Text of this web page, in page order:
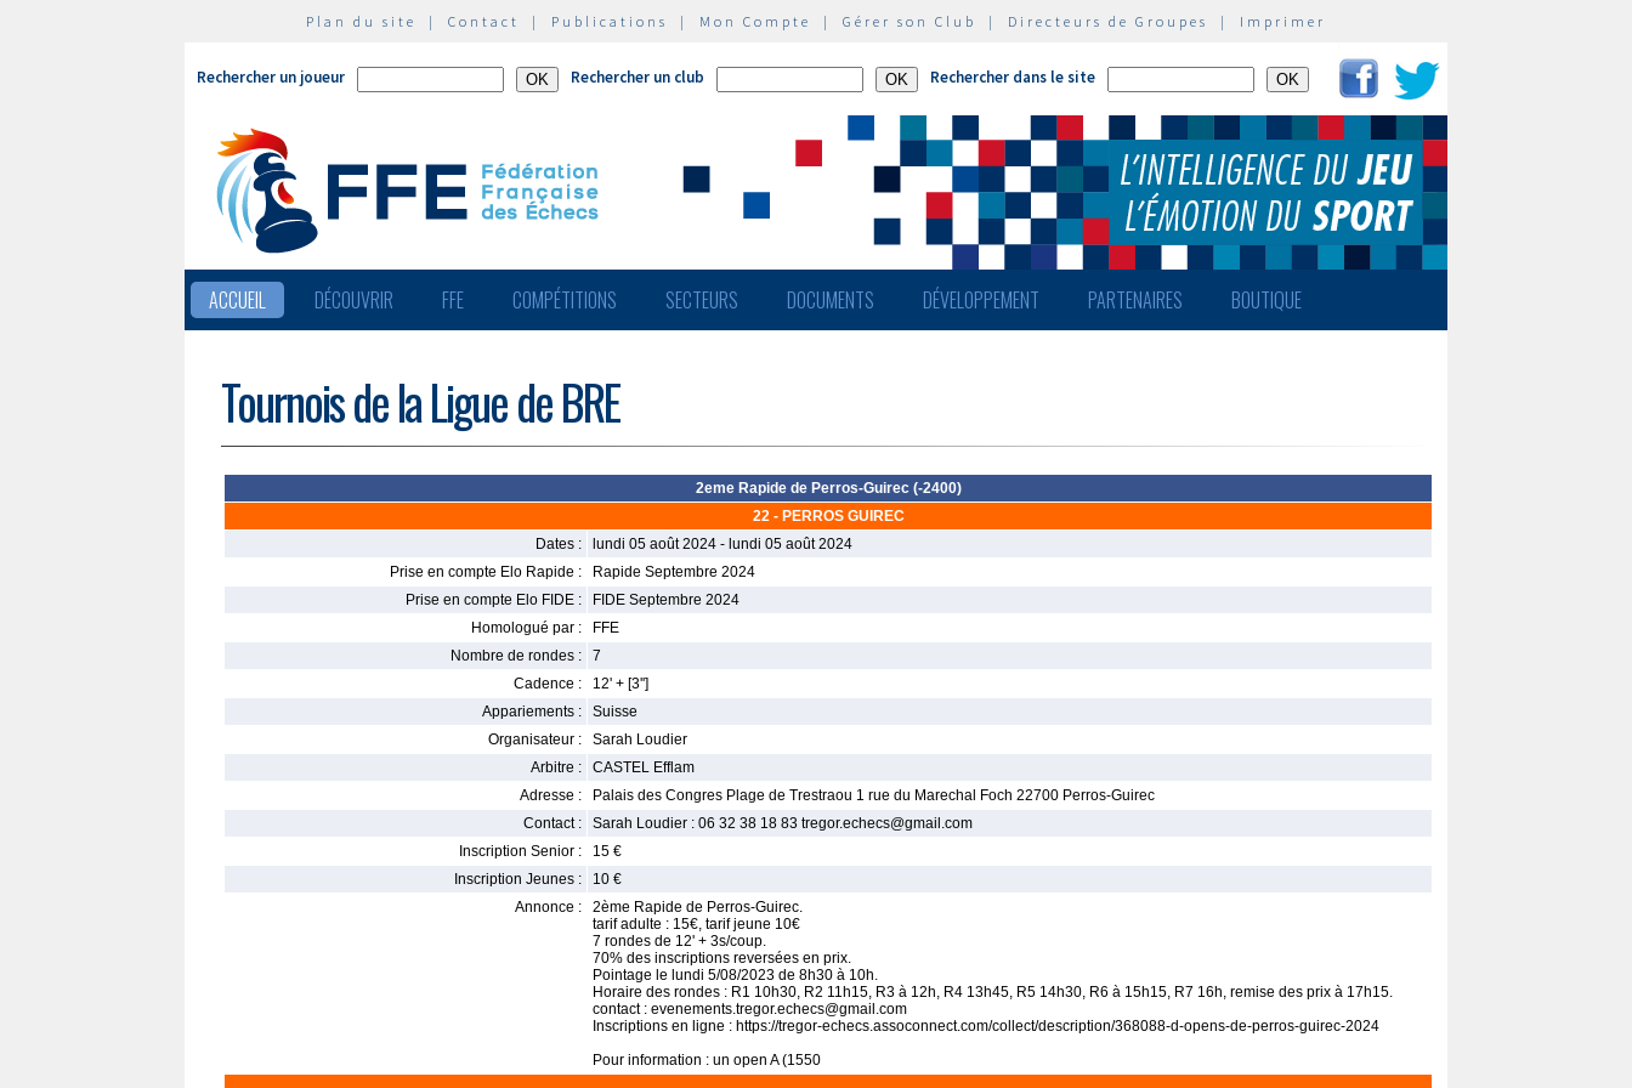
Plan du site | Contact | Publications | Mon Compte | Gérer son Club | Directeurs de Groupes | Imprimer
Rechercher un joueur Rechercher un club Rechercher dans le site
ACCUEIL DÉCOUVRIR FFE COMPÉTITIONS SECTEURS DOCUMENTS DÉVELOPPEMENT PARTENAIRES BOUTIQUE
Tournois de la Ligue de BRE
2eme Rapide de Perros-Guirec (-2400)
22 - PERROS GUIREC
Dates :
lundi 05 août 2024 - lundi 05 août 2024
Prise en compte Elo Rapide :
Rapide Septembre 2024
Prise en compte Elo FIDE :
FIDE Septembre 2024
Homologué par :
FFE
Nombre de rondes :
7
Cadence :
12' + [3'']
Appariements :
Suisse
Organisateur :
Sarah Loudier
Arbitre :
CASTEL Efflam
Adresse :
Palais des Congres Plage de Trestraou 1 rue du Marechal Foch 22700 Perros-Guirec
Contact :
Sarah Loudier : 06 32 38 18 83 tregor.echecs@gmail.com
Inscription Senior :
15 €
Inscription Jeunes :
10 €
Annonce :
2ème Rapide de Perros-Guirec.
tarif adulte : 15€, tarif jeune 10€
7 rondes de 12' + 3s/coup.
70% des inscriptions reversées en prix.
Pointage le lundi 5/08/2023 de 8h30 à 10h.
Horaire des rondes : R1 10h30, R2 11h15, R3 à 12h, R4 13h45, R5 14h30, R6 à 15h15, R7 16h, remise des prix à 17h15.
contact : evenements.tregor.echecs@gmail.com
Inscriptions en ligne : https://tregor-echecs.assoconnect.com/collect/description/368088-d-opens-de-perros-guirec-2024
Pour information : un open A (1550